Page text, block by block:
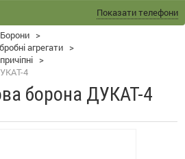
Показати телефони
Борони >
агрегати >
>
4
борона ДУКАТ-4